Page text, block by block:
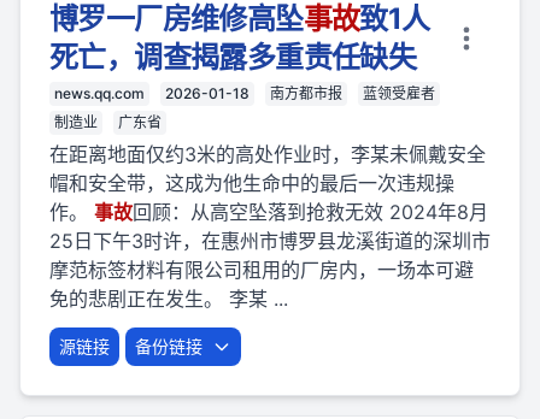
博罗一厂房维修高坠事故致1人
死亡，调查揭露多重责任缺失
news.qq.com 2026-01-18 南方都市报
蓝领受雇者
制造业
广东省
在距离地面仅约3米的高处作业时，李某未佩戴安全
帽和安全带，这成为他生命中的最后一次违规操
作。 事故回顾：从高空坠落到抢救无效 2024年8月
25日下午3时许，在惠州市博罗县龙溪街道的深圳市
摩范标签材料有限公司租用的厂房内，一场本可避
免的悲剧正在发生。 李某 ...
源链接 备份链接